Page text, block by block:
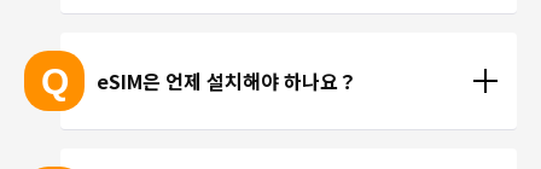
기기는 목록에 포함되지 않을 수 있습니다.
※ 고객님의 기기가 eSIM을 지원하는지 여부에 대해
서는 개별 문의를 통해 확인해 드리지 않습니다.
고 있지 않습니다. 카카오톡, 인스타그램 등 인터넷 회
선을 이용한 통화를 이용해 주시기 바랍니다.
Q eSIM은 언제 설치해야 하나요？